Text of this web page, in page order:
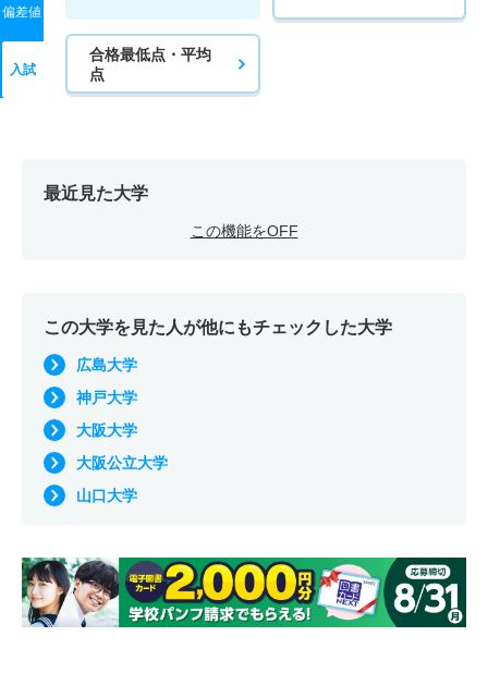
偏差値
入試
合格最低点・平均
点
最近見た大学
この機能をOFF
この大学を見た人が他にもチェックした大学
広島大学
神戸大学
大阪大学
大阪公立大学
山口大学